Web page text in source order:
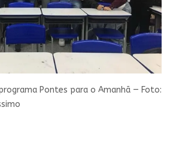
Pontes para o Amanhã — Foto: